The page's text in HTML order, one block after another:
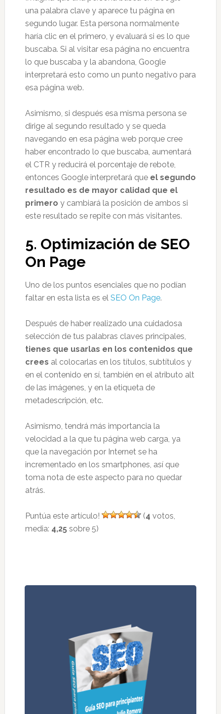
una palabra clave y aparece tu página en
segundo lugar. Esta persona normalmente
haría clic en el primero, y evaluará si es lo que
buscaba. Si al visitar esa página no encuentra
lo que buscaba y la abandona, Google
interpretará esto como un punto negativo para
esa página web.
Asimismo, si después esa misma persona se
dirige al segundo resultado y se queda
navegando en esa página web porque cree
haber encontrado lo que buscaba, aumentará
el CTR y reducirá el porcentaje de rebote,
entonces Google interpretará que el segundo
resultado es de mayor calidad que el
primero y cambiará la posición de ambos si
este resultado se repite con más visitantes.
5. Optimización de SEO
On Page
Uno de los puntos esenciales que no podían
faltar en esta lista es el SEO On Page.
Después de haber realizado una cuidadosa
selección de tus palabras claves principales,
tienes que usarlas en los contenidos que
crees al colocarlas en los títulos, subtítulos y
en el contenido en sí, también en el atributo alt
de las imágenes, y en la etiqueta de
metadescripción, etc.
Asimismo, tendrá más importancia la
velocidad a la que tu página web carga, ya
que la navegación por Internet se ha
incrementado en los smartphones, así que
toma nota de este aspecto para no quedar
atrás.
Puntúa este artículo! (4 votos,
media: 4,25 sobre 5)